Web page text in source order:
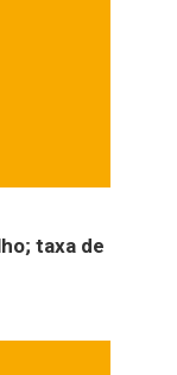
taxa de